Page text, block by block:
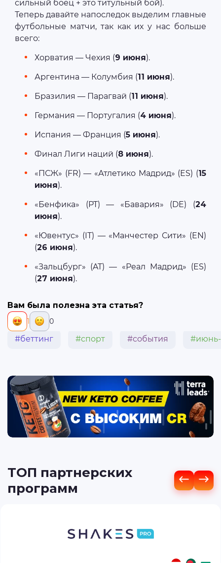
сильный боец + это титульный бой).
Теперь давайте напоследок выделим главные
футбольные матчи, так как их у нас больше
всего:
Хорватия — Чехия (9 июня).
Аргентина — Колумбия (11 июня).
Бразилия — Парагвай (11 июня).
Германия — Португалия (4 июня).
Испания — Франция (5 июня).
Финал Лиги наций (8 июня).
«ПСЖ» (FR) — «Атлетико Мадрид» (ES) (15
июня).
«Бенфика» (PT) — «Бавария» (DE) (24
июня).
«Ювентус» (IT) — «Манчестер Сити» (EN)
(26 июня).
«Зальцбург» (AT) — «Реал Мадрид» (ES)
(27 июня).
Вам была полезна эта статья?
1 0
#беттинг #спорт #события
ТОП партнерских
программ